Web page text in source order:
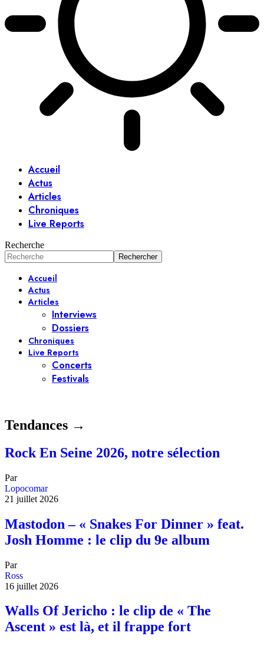
Accueil
Actus
Articles
Chroniques
Live Reports
Recherche
Accueil
Actus
Articles
Interviews
Dossiers
Chroniques
Live Reports
Concerts
Festivals
Tendances →
Rock En Seine 2026, notre sélection
Par
Lopocomar
21 juillet 2026
Mastodon – « Snakes For Dinner » feat.
Josh Homme : le clip du 9e album
Par
Ross
16 juillet 2026
Walls Of Jericho : le clip de « The
Ascent » est là, et il frappe fort